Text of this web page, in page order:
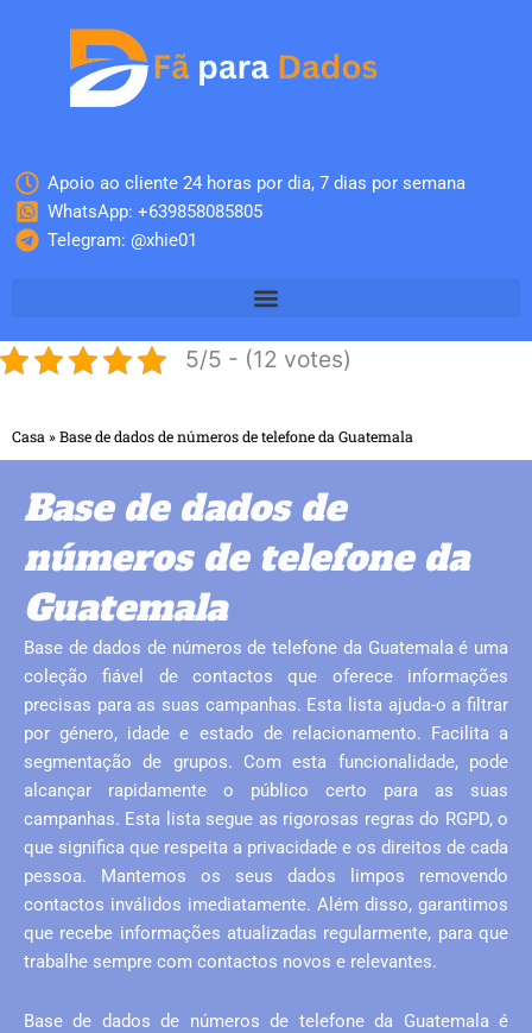
Apoio ao cliente 24 horas por dia, 7 dias por semana
WhatsApp: +639858085805
Telegram: @xhie01
5/5 - (12 votes)
Casa »Base de dados de números de telefone da Guatemala
Base de dados de
números de telefone da
Guatemala
Base de dados de números de telefone da Guatemala é uma
coleção fiável de contactos que oferece informações
precisas para as suas campanhas. Esta lista ajuda-o a filtrar
por género, idade e estado de relacionamento. Facilita a
segmentação de grupos. Com esta funcionalidade, pode
alcançar rapidamente o público certo para as suas
campanhas. Esta lista segue as rigorosas regras do RGPD, o
que significa que respeita a privacidade e os direitos de cada
pessoa. Mantemos os seus dados limpos removendo
contactos inválidos imediatamente. Além disso, garantimos
que recebe informações atualizadas regularmente, para que
trabalhe sempre com contactos novos e relevantes.
Base de dados de números de telefone da Guatemala é